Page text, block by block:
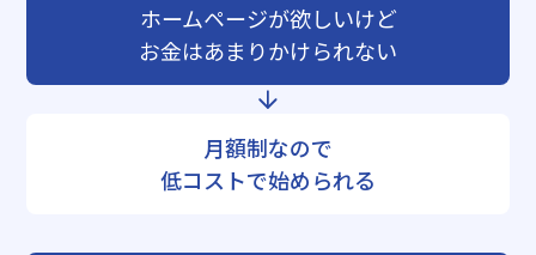
ホームページが欲しいけど
お金はあまりかけられない
月額制なので
低コストで始められる